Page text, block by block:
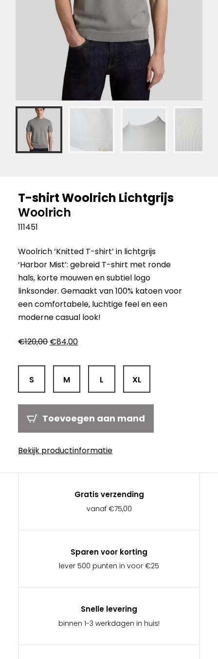
T-shirt Woolrich Lichtgrijs
Woolrich
111451
Woolrich ‘Knitted T-shirt’ in lichtgrijs
‘Harbor Mist’: gebreid T-shirt met ronde
hals, korte mouwen en subtiel logo
linksonder. Gemaakt van 100% katoen voor
een comfortabele, luchtige feel en een
moderne casual look!
€120,00 Oorspronkelijke
was:
€120,00.
€84,00Huidige
is:
€84,00.
S M L XL
Toevoegen aan mand
Bekijk productinformatie
Gratis verzending
vanaf €75,00
Sparen voor korting
lever 500 punten in voor €25
Snelle levering
binnen 1-3 werkdagen in huis!